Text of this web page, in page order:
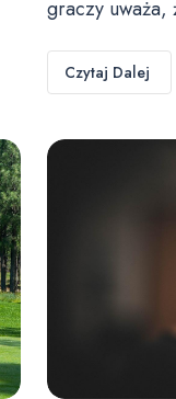
graczy
Czytaj Dalej